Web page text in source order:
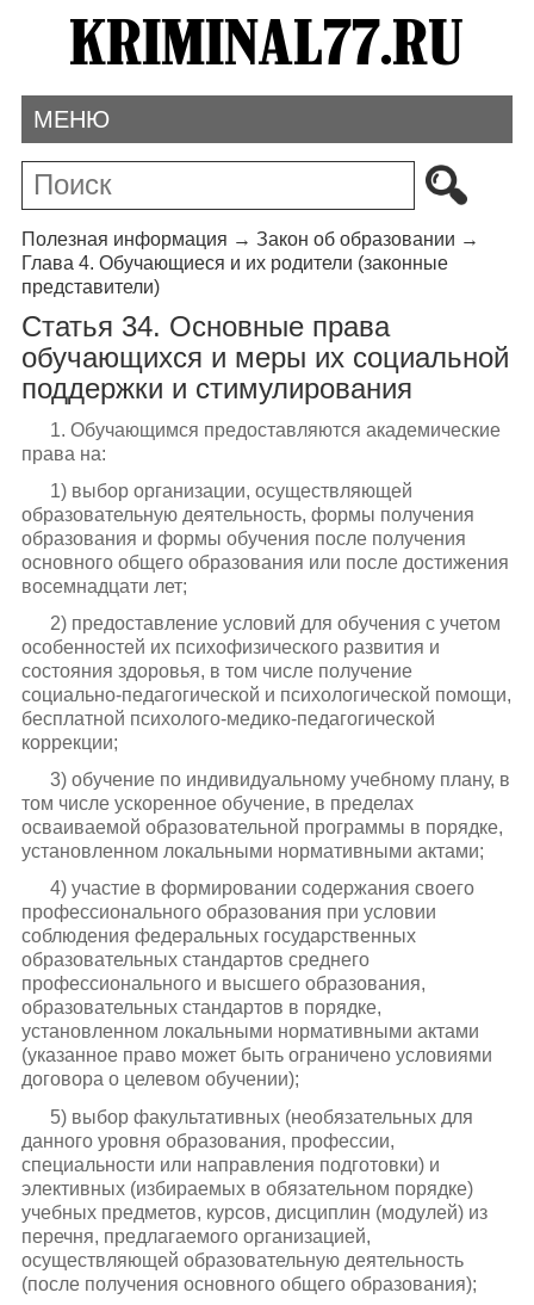
МЕНЮ
Полезная информация → Закон об образовании →
Глава 4. Обучающиеся и их родители (законные
представители)
Статья 34. Основные права
обучающихся и меры их социальной
поддержки и стимулирования
1. Обучающимся предоставляются академические
права на:
1) выбор организации, осуществляющей
образовательную деятельность, формы получения
образования и формы обучения после получения
основного общего образования или после достижения
восемнадцати лет;
2) предоставление условий для обучения с учетом
особенностей их психофизического развития и
состояния здоровья, в том числе получение
социально-педагогической и психологической помощи,
бесплатной психолого-медико-педагогической
коррекции;
3) обучение по индивидуальному учебному плану, в
том числе ускоренное обучение, в пределах
осваиваемой образовательной программы в порядке,
установленном локальными нормативными актами;
4) участие в формировании содержания своего
профессионального образования при условии
соблюдения федеральных государственных
образовательных стандартов среднего
профессионального и высшего образования,
образовательных стандартов в порядке,
установленном локальными нормативными актами
(указанное право может быть ограничено условиями
договора о целевом обучении);
5) выбор факультативных (необязательных для
данного уровня образования, профессии,
специальности или направления подготовки) и
элективных (избираемых в обязательном порядке)
учебных предметов, курсов, дисциплин (модулей) из
перечня, предлагаемого организацией,
осуществляющей образовательную деятельность
(после получения основного общего образования);